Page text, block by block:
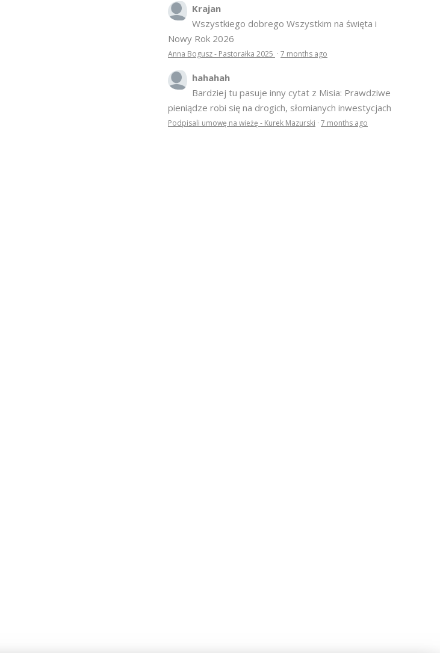
Krajan
Wszystkiego dobrego Wszystkim na święta i
Nowy Rok 2026
Anna Bogusz - Pastorałka 2025 · 7 months ago
hahahah
Bardziej tu pasuje inny cytat z Misia: Prawdziwe
pieniądze robi się na drogich, słomianych inwestycjach
Podpisali umowę na wieżę - Kurek Mazurski · 7 months ago